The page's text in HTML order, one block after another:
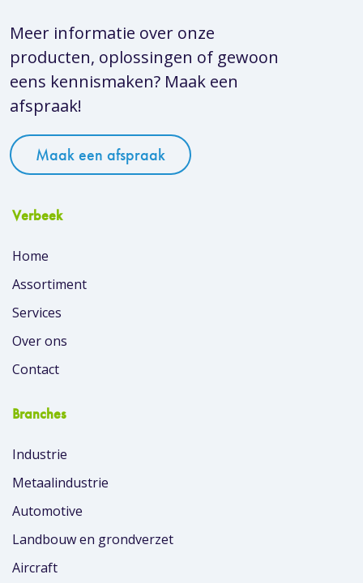
Meer informatie over onze
producten, oplossingen of gewoon
eens kennismaken? Maak een
afspraak!
Maak een afspraak
Verbeek
Home
Assortiment
Services
Over ons
Contact
Branches
Industrie
Metaalindustrie
Automotive
Landbouw en grondverzet
Aircraft